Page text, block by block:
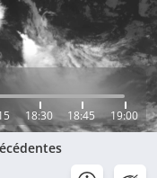
18:30 18:45 19:00